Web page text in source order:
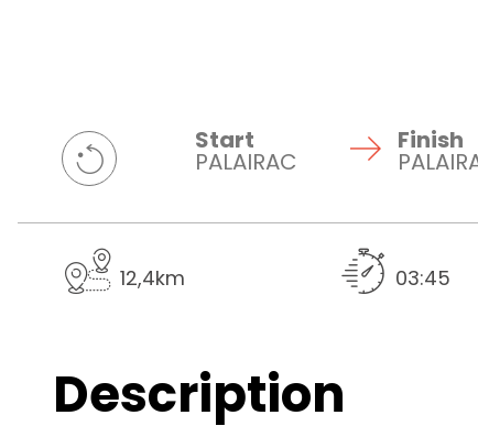
Start
PALAIRAC
Finish
12,4km 03:45
Description